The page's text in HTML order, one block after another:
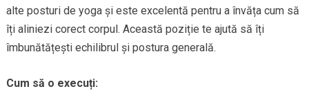
alte posturi de yoga și este excelentă pentru a învăța cum să
îți aliniezi corect corpul. Această poziție te ajută să îți
îmbunătățești echilibrul și postura generală.
Cum să o execuți: